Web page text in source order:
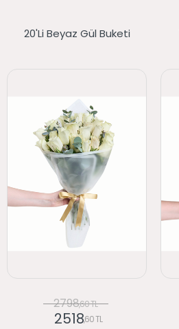
20'li Beyaz Gül Buketi
2798,60 TL
2518,60 TL